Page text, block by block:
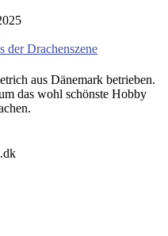
aus Dänemark betrieben.
das wohl schönste Hobby